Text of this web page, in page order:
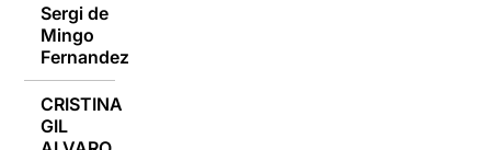
Sergi de
Mingo
Fernandez
CRISTINA
GIL